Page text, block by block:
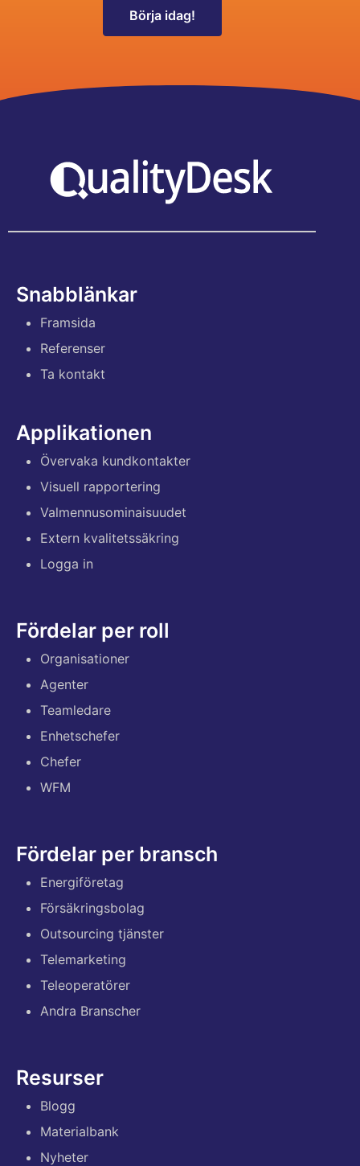
Börja idag!
Snabblänkar
Framsida
Referenser
Ta kontakt
Applikationen
Övervaka kundkontakter
Visuell rapportering
Valmennusominaisuudet
Extern kvalitetssäkring
Logga in
Fördelar per roll
Organisationer
Agenter
Teamledare
Enhetschefer
Chefer
WFM
Fördelar per bransch
Energiföretag
Försäkringsbolag
Outsourcing tjänster
Telemarketing
Teleoperatörer
Andra Branscher
Resurser
Blogg
Materialbank
Nyheter